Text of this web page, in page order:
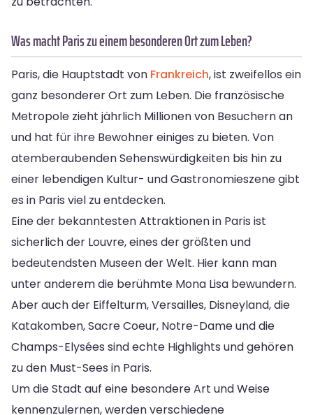
Was macht Paris zu einem besonderen Ort zum Leben?
Paris, die Hauptstadt von Frankreich, ist zweifellos ein
ganz besonderer Ort zum Leben. Die französische
Metropole zieht jährlich Millionen von Besuchern an
und hat für ihre Bewohner einiges zu bieten. Von
atemberaubenden Sehenswürdigkeiten bis hin zu
einer lebendigen Kultur- und Gastronomieszene gibt
es in Paris viel zu entdecken.
Eine der bekanntesten Attraktionen in Paris ist
sicherlich der Louvre, eines der größten und
bedeutendsten Museen der Welt. Hier kann man
unter anderem die berühmte Mona Lisa bewundern.
Aber auch der Eiffelturm, Versailles, Disneyland, die
Katakomben, Sacre Coeur, Notre-Dame und die
Champs-Elysées sind echte Highlights und gehören
zu den Must-Sees in Paris.
Um die Stadt auf eine besondere Art und Weise
kennenzulernen, werden verschiedene